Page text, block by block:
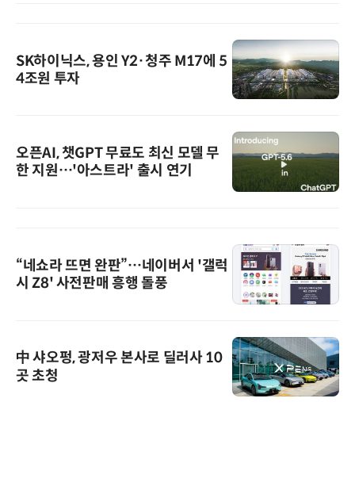
SK하이닉스, 용인 Y2·청주 M17에 5
4조원 투자
오픈AI, 챗GPT 무료도 최신 모델 무
한 지원…'아스트라' 출시 연기
“네쇼라 뜨면 완판”…네이버서 '갤럭
시 Z8' 사전판매 흥행 돌풍
中 샤오펑, 광저우 본사로 딜러사 10
곳 초청